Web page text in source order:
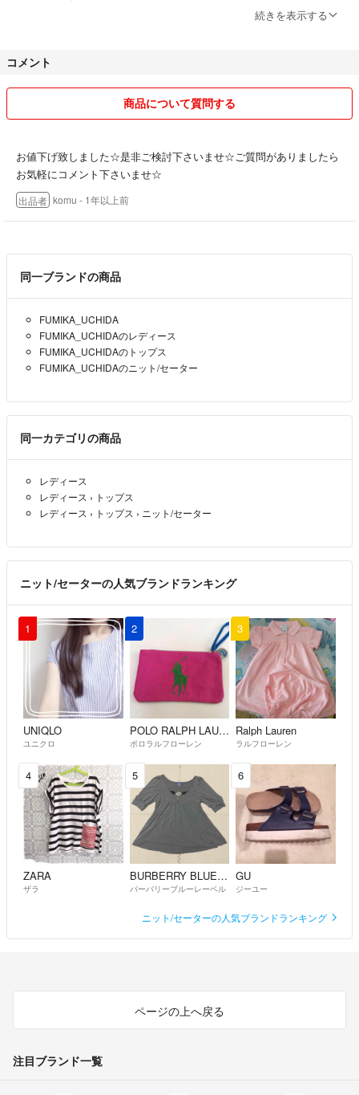
もお気軽に何度でもご連絡を下さいませ。
istaseya クリスタセヤ を出品しております。是非ご覧下さいませ★
皆様とのご縁を心よりお待ちしております。
どうぞ宜しくお願い致します。
続きを表示する
コメント
商品について質問する
お値下げ致しました☆是非ご検討下さいませ☆ご質問がありましたら
お気軽にコメント下さいませ☆
出品者 komu - 1年以上前
同一ブランドの商品
FUMIKA_UCHIDA
FUMIKA_UCHIDAのレディース
FUMIKA_UCHIDAのトップス
FUMIKA_UCHIDAのニット/セーター
同一カテゴリの商品
レディース
レディース › トップス
レディース › トップス › ニット/セーター
ニット/セーターの人気ブランドランキング
1
UNIQLO
ユニクロ
2
POLO RALPH LAUREN
ポロラルフローレン
3
Ralph Lauren
ラルフローレン
4
ZARA
ザラ
5
BURBERRY BLUE LABEL
バーバリーブルーレーベル
6
GU
ジーユー
ニット/セーターの人気ブランドランキング
ページの上へ戻る
注目ブランド一覧